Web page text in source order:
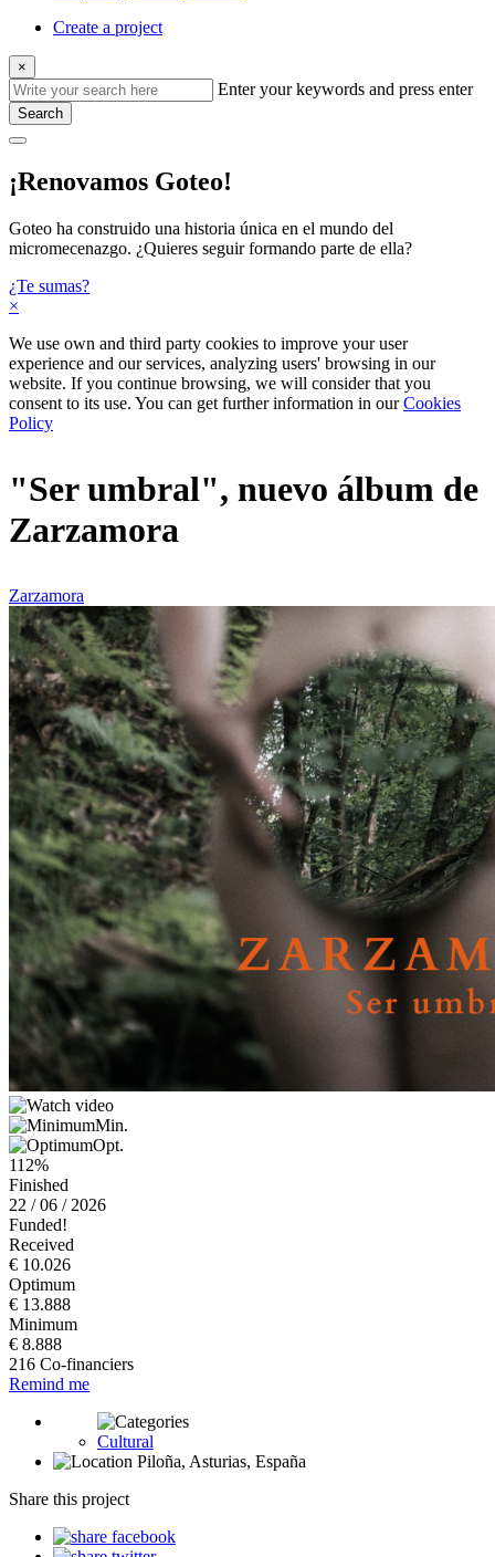
Create a project
×
Enter your keywords and press enter
Search
¡Renovamos Goteo!
Goteo ha construido una historia única en el mundo del
micromecenazgo. ¿Quieres seguir formando parte de ella?
¿Te sumas?
×
We use own and third party cookies to improve your user
experience and our services, analyzing users' browsing in our
website. If you continue browsing, we will consider that you
consent to its use. You can get further information in ourCookies
Policy
"Ser umbral", nuevo álbum de
Zarzamora
Zarzamora
Min.
Opt.
112%
Finished
22 / 06 / 2026
Funded!
Received
€ 10.026
Optimum
€ 13.888
Minimum
€ 8.888
216 Co-financiers
Remind me
Cultural
Piloña, Asturias, España
Share this project